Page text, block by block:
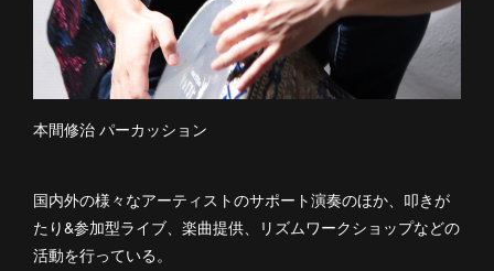
本間修治 パーカッション
国内外の様々なアーティストのサポート演奏のほか、叩きが
たり&参加型ライブ、楽曲提供、リズムワークショップなどの
活動を行っている。